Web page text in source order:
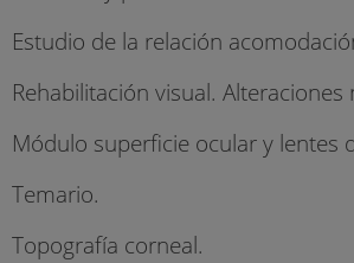
Estudio de la relación
Rehabilitación visual. Alteraciones
Módulo superficie ocular y lentes
Temario.
Topografía corneal.